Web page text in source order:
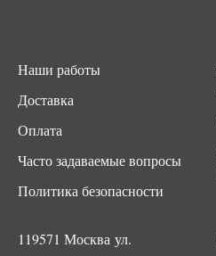
Наши работы
Доставка
Оплата
Часто задаваемые вопросы
Политика безопасности
119571 Москва ул.